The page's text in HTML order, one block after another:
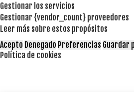
Gestionar los servicios
Gestionar {vendor_count} proveedores
Leer más sobre estos propósitos
Acepto Denegado Preferencias Guardar
Política de cookies